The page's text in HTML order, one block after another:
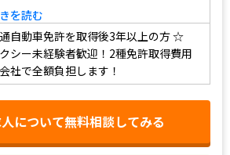
を読む
自動車免許を取得後3年以上の方☆
シー未経験者歓迎！2種免許取得費用
社で全額負担します！
について無料相談してみる